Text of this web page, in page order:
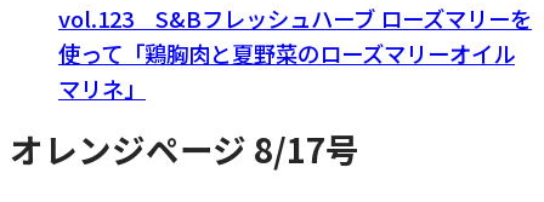
vol.123 S&Bフレッシュハーブ ローズマリーを
使って「鶏胸肉と夏野菜のローズマリーオイル
マリネ」
オレンジページ 8/17号